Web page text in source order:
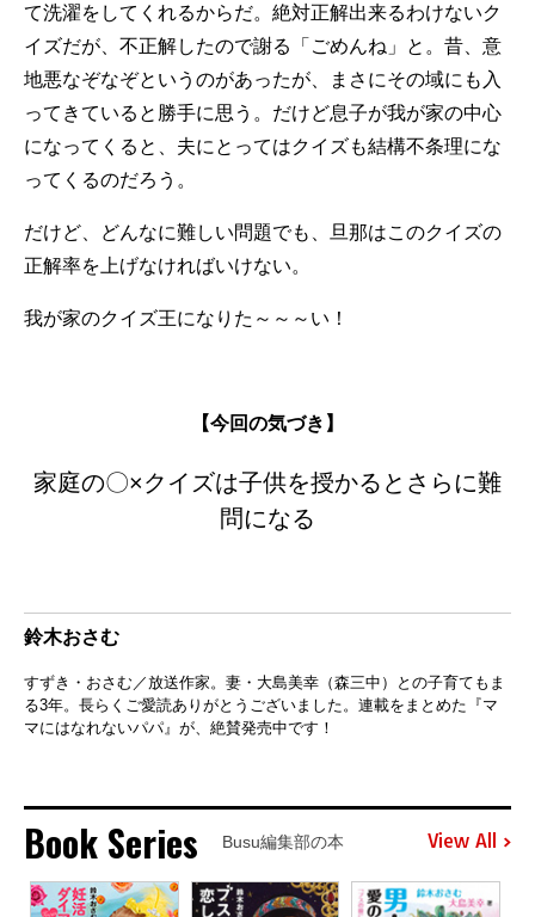
て洗濯をしてくれるからだ。絶対正解出来るわけないク
イズだが、不正解したので謝る「ごめんね」と。昔、意
地悪なぞなぞというのがあったが、まさにその域にも入
ってきていると勝手に思う。だけど息子が我が家の中心
になってくると、夫にとってはクイズも結構不条理にな
ってくるのだろう。
だけど、どんなに難しい問題でも、旦那はこのクイズの
正解率を上げなければいけない。
我が家のクイズ王になりた～～～い！
【今回の気づき】
家庭の〇×クイズは子供を授かるとさらに難
問になる
鈴木おさむ
すずき・おさむ／放送作家。妻・大島美幸（森三中）との子育てもま
る3年。長らくご愛読ありがとうございました。連載をまとめた『マ
マにはなれないパパ』が、絶賛発売中です！
Book Series Busu編集部の本 View All